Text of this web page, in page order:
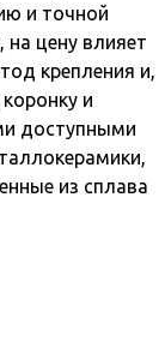
и точной
на цену влияет
крепления и,
и
доступными
из сплава